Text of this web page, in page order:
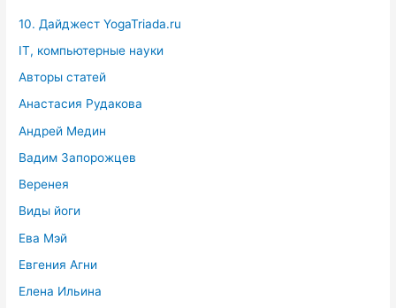
10. Дайджест YogaTriada.ru
IT, компьютерные науки
Авторы статей
Анастасия Рудакова
Андрей Медин
Вадим Запорожцев
Веренея
Виды йоги
Ева Мэй
Евгения Агни
Елена Ильина